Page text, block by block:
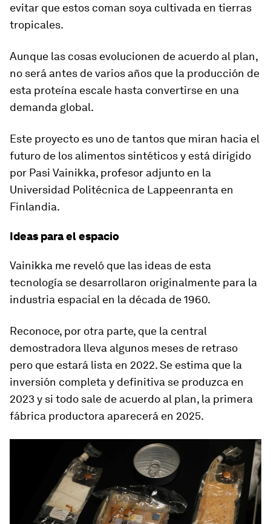
evitar que estos coman soya cultivada en tierras
tropicales.
Aunque las cosas evolucionen de acuerdo al plan,
no será antes devarios años que la producción de
esta proteína escale hasta convertirse en una
demanda global.
Este proyecto es uno de tantos que miran hacia el
futuro de los alimentos sintéticos y está dirigido
por Pasi Vainikka, profesor adjunto en la
Universidad Politécnica de Lappeenranta en
Finlandia.
Ideas para el espacio
Vainikka me reveló que las ideas de esta
tecnología se desarrollaron originalmente para la
industria espacial en la década de 1960.
Reconoce, por otra parte, que la central
demostradora lleva algunos meses de retraso
pero que estará lista en 2022. Se estima que la
inversión completa y definitiva se produzca en
2023 y si todo sale de acuerdo al plan, la primera
fábrica productora aparecerá en 2025.